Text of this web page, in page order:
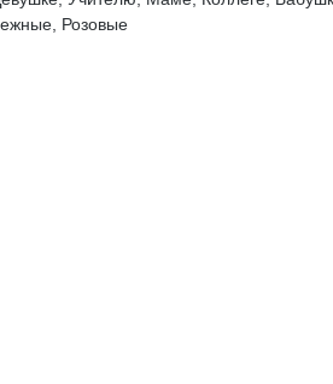
Розовые